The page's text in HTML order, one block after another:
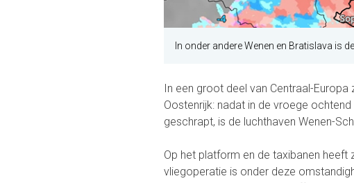
In onder andere Wenen en Bratislava is
In een groot deel van Centraal-
Oostenrijk: nadat in de vroege
geschrapt, is de luchthaven Wenen-
Op het platform en de taxibanen heeft
vliegoperatie is onder deze